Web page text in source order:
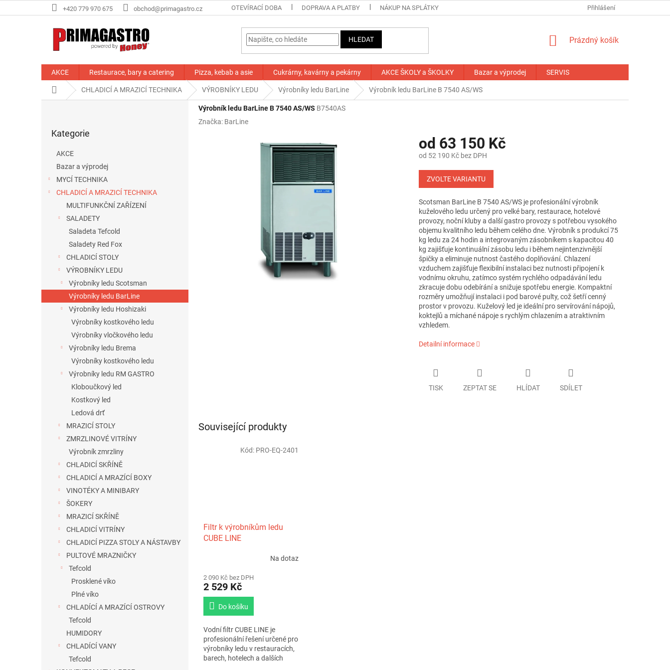
na
+420 779 970 675 obchod@primagastro.cz OTEVÍRACÍ DOBA DOPRAVA A PLATBY NÁKUP NA SPLÁTKY OBCHODNÍ PODMÍNKYPřihlášení
HLEDAT
NÁKUPNÍ
Prázdný košík
AKCE Restaurace, bary a catering Pizza, kebab a asie Cukrárny, kavárny a pekárny AKCE ŠKOLY a ŠKOLKY Bazar a výprodej SERVIS
Domů CHLADICÍ A MRAZICÍ TECHNIKA VÝROBNÍKY LEDU Výrobníky ledu BarLine Výrobník ledu BarLine B 7540 AS/WS
kategorie
Kategorie
AKCE
Bazar a výprodej
MYCÍ TECHNIKA
CHLADICÍ A MRAZICÍ TECHNIKA
MULTIFUNKČNÍ ZAŘÍZENÍ
SALADETY
Saladeta Tefcold
Saladety Red Fox
CHLADICÍ STOLY
VÝROBNÍKY LEDU
Výrobníky ledu Scotsman
Výrobníky ledu BarLine
Výrobníky ledu Hoshizaki
Výrobníky kostkového ledu
Výrobníky vločkového ledu
Výrobníky ledu Brema
Výrobníky kostkového ledu
Výrobníky ledu RM GASTRO
Kloboučkový led
Kostkový led
Ledová drť
MRAZICÍ STOLY
ZMRZLINOVÉ VITRÍNY
Výrobník zmrzliny
CHLADICÍ SKŘÍNĚ
CHLADICÍ A MRAZÍCÍ BOXY
VINOTÉKY A MINIBARY
ŠOKERY
MRAZICÍ SKŘÍNĚ
CHLADICÍ VITRÍNY
CHLADICÍ PIZZA STOLY A NÁSTAVBY
PULTOVÉ MRAZNIČKY
Tefcold
Prosklené víko
Plné víko
CHLADÍCÍ A MRAZÍCÍ OSTROVY
Tefcold
HUMIDORY
CHLADÍCÍ VANY
Tefcold
Výrobník ledu BarLine B 7540 AS/WS B7540AS
Značka: BarLine
od 63 150 Kč
od 52 190 Kčbez DPH
Měrná
cena:
ZVOLTE VARIANTU
Scotsman BarLine B 7540 AS/WS je profesionální výrobník
kuželového ledu určený pro velké bary, restaurace, hotelové
provozy, noční kluby a další gastro provozy s potřebou vysokého
objemu kvalitního ledu během celého dne. Výrobník s produkcí 75
kg ledu za 24 hodin a integrovaným zásobníkem s kapacitou 40
kg zajišťuje kontinuální zásobu ledu i během nejintenzivnější
špičky a eliminuje nutnost častého doplňování. Chlazení
vzduchem zajišťuje flexibilní instalaci bez nutnosti připojení k
vodnímu okruhu, zatímco systém rychlého odpadávání ledu
zkracuje dobu odebírání a snižuje spotřebu energie. Kompaktní
rozměry umožňují instalaci i pod barové pulty, což šetří cenný
prostor v provozu. Kuželový led je ideální pro servírování nápojů,
koktejlů a míchané nápoje s rychlým chlazením a atraktivním
vzhledem.
Detailní informace
TISK ZEPTAT SE HLÍDAT SDÍLET
Související produkty
Filtr k výrobníkům ledu
CUBE LINE
Na dotaz
2 090 Kč bez DPH
2 529 Kč
Do košíku
Vodní filtr CUBE LINE je
profesionální řešení určené pro
výrobníky ledu v restauracích,
barech, hotelech a dalších
Kód: PRO-EQ-2401